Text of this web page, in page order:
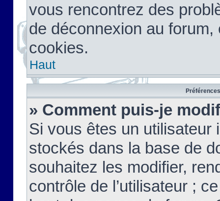
vous rencontrez des
de déconnexion au
cookies.
Haut
» Comment puis-je
Si vous êtes un
stockés dans la base de
souhaitez les modifier,
contrôle de l’utilisateur ;